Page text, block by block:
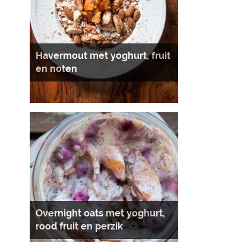
Havermout met yoghurt, fruit
en noten
Overnight oats met yoghurt,
rood fruit en perzik